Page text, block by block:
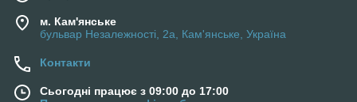
м. Кам'янське
бульвар Незалежності, 2а, Кам'янське, Україна
Контакти
Сьогодні працює з 09:00 до 17:00